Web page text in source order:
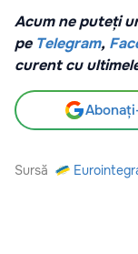
Acum ne puteți
pe Telegram,
curent cu
Sursă